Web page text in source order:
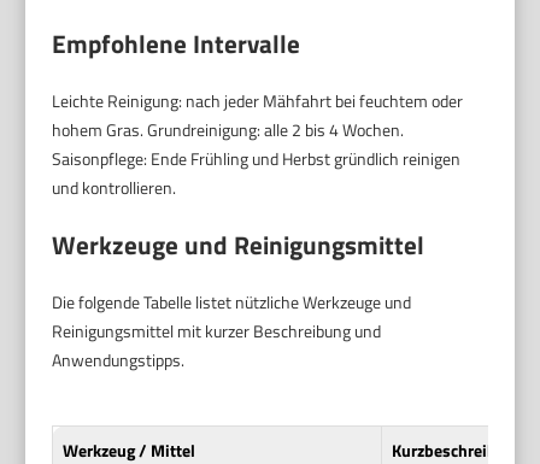
Empfohlene Intervalle
Leichte Reinigung: nach jeder Mähfahrt bei feuchtem oder
hohem Gras. Grundreinigung: alle 2 bis 4 Wochen.
Saisonpflege: Ende Frühling und Herbst gründlich reinigen
und kontrollieren.
Werkzeuge und Reinigungsmittel
Die folgende Tabelle listet nützliche Werkzeuge und
Reinigungsmittel mit kurzer Beschreibung und
Anwendungstipps.
Werkzeug / Mittel
Kurzbeschreibung